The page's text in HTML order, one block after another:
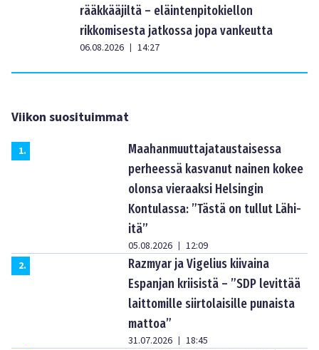
rääkkääjiltä – eläintenpitokiellon
rikkomisesta jatkossa jopa vankeutta
06.08.2026 | 14:27
Viikon suosituimmat
1.
Maahanmuuttajataustaisessa
perheessä kasvanut nainen kokee
olonsa vieraaksi Helsingin
Kontulassa: ”Tästä on tullut Lähi-
itä”
05.08.2026 | 12:09
2.
Razmyar ja Vigelius kiivaina
Espanjan kriisistä – ”SDP levittää
laittomille siirtolaisille punaista
mattoa”
31.07.2026 | 18:45